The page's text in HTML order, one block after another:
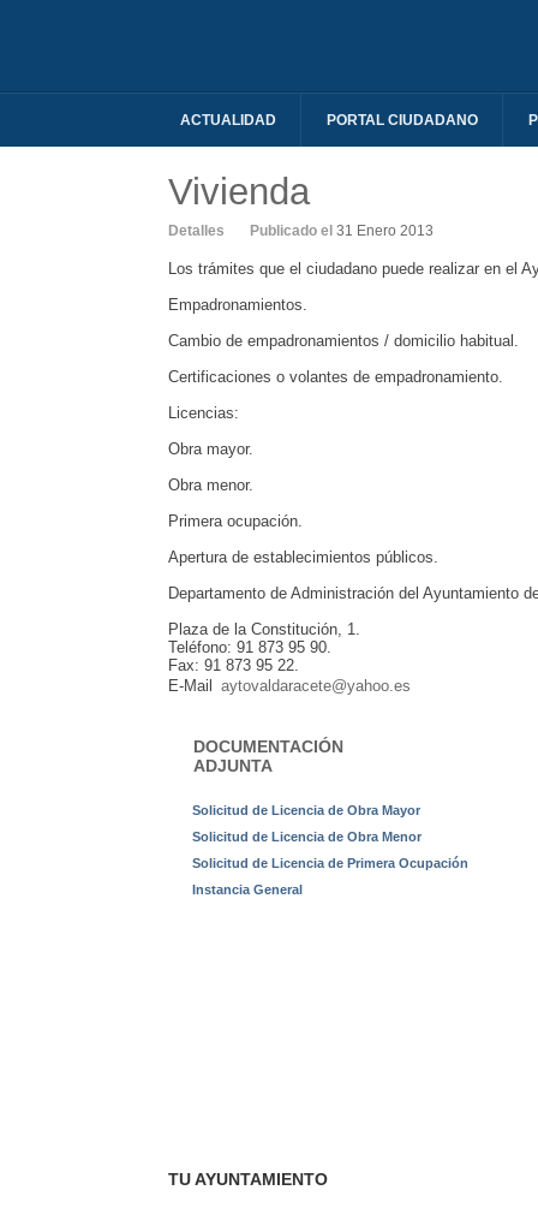
ACTUALIDAD PORTAL CIUDADANO
Vivienda
Detalles Publicado el 31 Enero 2013
Los trámites que el ciudadano puede realizar en el
Empadronamientos.
Cambio de empadronamientos / domicilio habitual.
Certificaciones o volantes de empadronamiento.
Licencias:
Obra mayor.
Obra menor.
Primera ocupación.
Apertura de establecimientos públicos.
Departamento de Administración del Ayuntamiento
Plaza de la Constitución, 1.
Teléfono: 91 873 95 90.
Fax: 91 873 95 22.
E-Mail
aytovaldaracete@yahoo.es
DOCUMENTACIÓN
ADJUNTA
Solicitud de Licencia de Obra Mayor
Solicitud de Licencia de Obra Menor
Solicitud de Licencia de Primera Ocupación
Instancia General
TU AYUNTAMIENTO